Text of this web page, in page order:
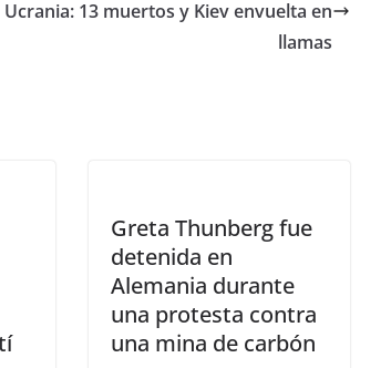
13 muertos y Kiev envuelta en
llamas
Greta Thunberg fue
detenida en
Alemania durante
una protesta contra
una mina de carbón